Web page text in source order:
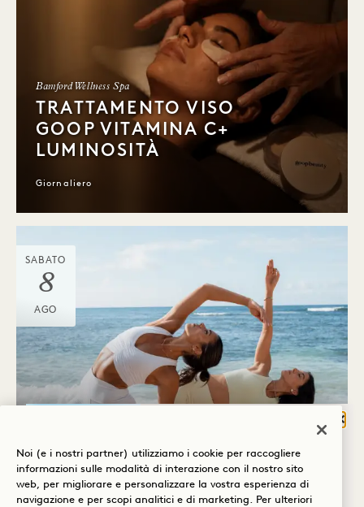
Bamford Wellness Spa
TRATTAMENTO VISO
GOOP VITAMINA C+
LUMINOSITÀ
Giornaliero
SABATO
8
AGO
Ritrovo presso Anatomy
MOVIMENTO DELL'ALBA
COSA TI PORTA A
HANALEI BAY?
Benessere
Noi (e i nostri partner) utilizziamo i cookie per raccogliere
informazioni sulle modalità di interazione con il nostro sito
web, per migliorare e personalizzare la vostra esperienza di
navigazione e per scopi analitici e di marketing. Per ulteriori